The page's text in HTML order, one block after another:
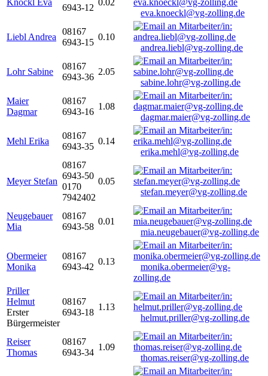
Knöckl Eva
6943-12
0.02
eva.knoeckl@vg-zolling.de
Liebl Andrea
08167
6943-15
0.10
andrea.liebl@vg-zolling.de
Lohr Sabine
08167
6943-36
2.05
sabine.lohr@vg-zolling.de
Maier
Dagmar
08167
6943-16
1.08
dagmar.maier@vg-zolling.de
Mehl Erika
08167
6943-35
0.14
erika.mehl@vg-zolling.de
Meyer Stefan
08167
6943-50
0170
7942402
0.05
stefan.meyer@vg-zolling.de
Neugebauer
Mia
08167
6943-58
0.01
mia.neugebauer@vg-zolling.de
Obermeier
Monika
08167
6943-42
0.13
monika.obermeier@vg-
zolling.de
Priller
Helmut
Erster
Bürgermeister
08167
6943-18
1.13
helmut.priller@vg-zolling.de
Reiser
Thomas
08167
6943-34
1.09
thomas.reiser@vg-zolling.de